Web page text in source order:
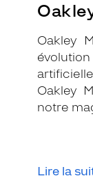
Oakley
Oakley
notre
Lire la